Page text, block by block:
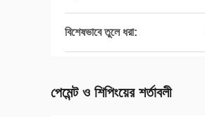
বিশেষভাবে তুলে ধরা:
পেমেন্ট ও শিপিংয়ের শর্তাবলী